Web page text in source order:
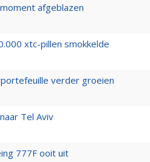
afgeblazen
xtc-pillen smokkelde
verder groeien
Tel Aviv
777F ooit uit